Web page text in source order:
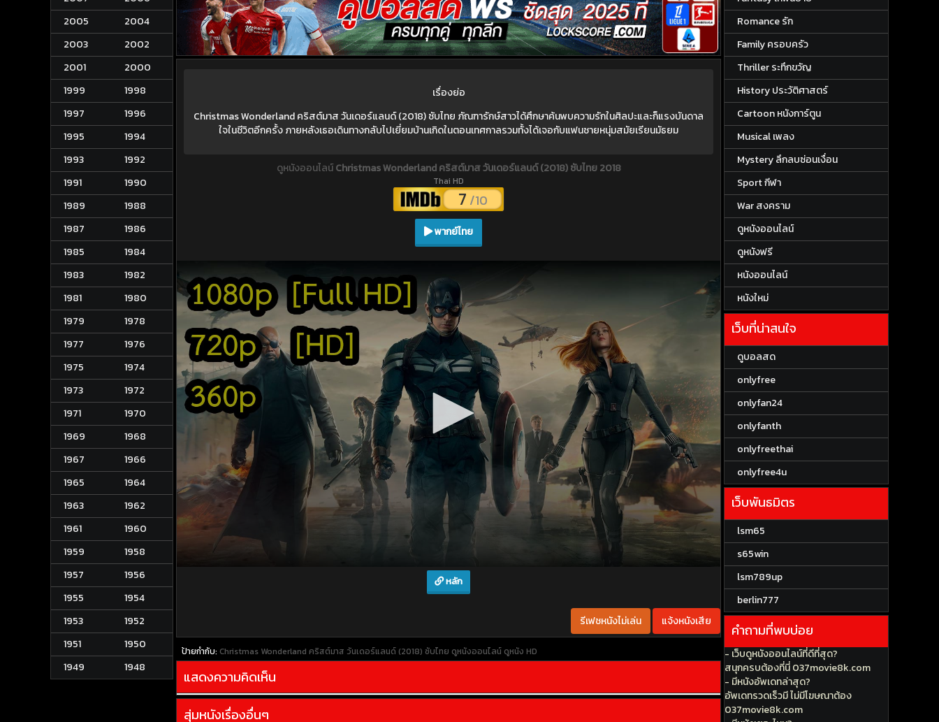
2005
2004
2003
2002
2001
2000
1999
1998
1997
1996
1995
1994
1993
1992
1991
1990
1989
1988
1987
1986
1985
1984
1983
1982
1981
1980
1979
1978
1977
1976
1975
1974
1973
1972
1971
1970
1969
1968
1967
1966
1965
1964
1963
1962
1961
1960
1959
1958
1957
1956
1955
1954
1953
1952
1951
1950
1949
1948
เรื่องย่อ
Christmas Wonderland คริสต์มาส วันเดอร์แลนด์ (2018) ซับไทย ภัณฑารักษ์สาวได้ศึกษาค้นพบความรักในศิลปะและก็แรงบันดาล
ใจในชีวิตอีกครั้ง ภายหลังเธอเดินทางกลับไปเยี่ยมบ้านเกิดในตอนเทศกาลรวมทั้งได้เจอกับแฟนชายหนุ่มสมัยเรียนมัธยม
ดูหนังออนไลน์Christmas Wonderland คริสต์มาส วันเดอร์แลนด์ (2018) ซับไทย 2018
Thai HD
7 /10
พากย์ไทย
หลัก
รีเฟชหนังไม่เล่น แจ้งหนังเสีย
ป้ายกำกับ: Christmas Wonderland คริสต์มาส วันเดอร์แลนด์ (2018) ซับไทย ดูหนังออนไลน์ ดูหนัง HD
แสดงความคิดเห็น
สุ่มหนังเรื่องอื่นๆ
Romance รัก
Family ครอบครัว
Thriller ระทึกขวัญ
History ประวัติศาสตร์
Cartoon หนังการ์ตูน
Musical เพลง
Mystery ลึกลบซ่อนเงื่อน
Sport กีฬา
War สงคราม
ดูหนังออนไลน์
ดูหนังฟรี
หนังออนไลน์
หนังใหม่
เว็บที่น่าสนใจ
ดูบอลสด
onlyfree
onlyfan24
onlyfanth
onlyfreethai
onlyfree4u
เว็บพันธมิตร
lsm65
s65win
lsm789up
berlin777
คำถามที่พบบ่อย
- เว็บดูหนังออนไลน์ที่ดีที่สุด?
สนุกครบต้องที่นี่ 037movie8k.com
- มีหนังอัพเดทล่าสุด?
อัพเดทรวดเร็วมี ไม่มีโฆษณาต้อง
037movie8k.com